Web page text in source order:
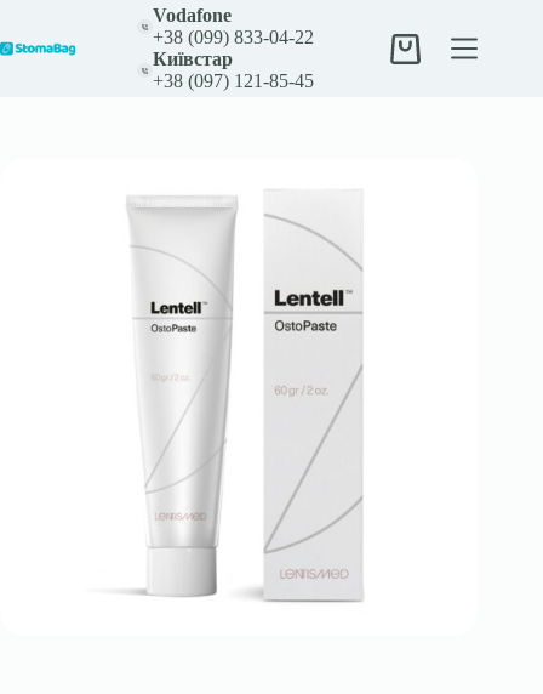
сути
Vodafone
+38 (099) 833-04-22
Київстар
+38 (097) 121-85-45
Корзина